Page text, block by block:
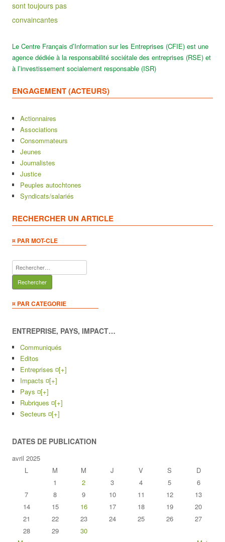
sont toujours pas
convaincantes
Le Centre Français d’Information sur les Entreprises (CFIE) est une
agence dédiée à la responsabilité sociétale des entreprises (RSE) et
à l’investissement socialement responsable (ISR)
ENGAGEMENT (ACTEURS)
Actionnaires
Associations
Consommateurs
Jeunes
Journalistes
Justice
Peuples autochtones
Syndicats/salariés
RECHERCHER UN ARTICLE
¤ PAR MOT-CLE
Rechercher :
¤ PAR CATEGORIE
ENTREPRISE, PAYS, IMPACT…
Communiqués
Editos
Entreprises ¤[+]
Impacts ¤[+]
Pays ¤[+]
Rubriques ¤[+]
Secteurs ¤[+]
DATES DE PUBLICATION
avril 2025
L
M M J V S
D
1
2 3 4 5
6
7
8 9 10 11 12
13
14
15 16 17 18 19
20
21
22 23 24 25 26
27
28
29
30